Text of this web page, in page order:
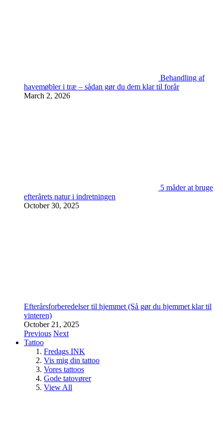
Behandling af
havemøbler i træ – sådan gør du dem klar til forår
March 2, 2026
5 måder at bruge
efterårets natur i indretningen
October 30, 2025
Efterårsforberedelser til hjemmet (Så gør du hjemmet klar til
vinteren)
October 21, 2025
Previous Next
Tattoo
Fredags INK
Vis mig din tattoo
Vores tattoos
Gode tatovører
View All